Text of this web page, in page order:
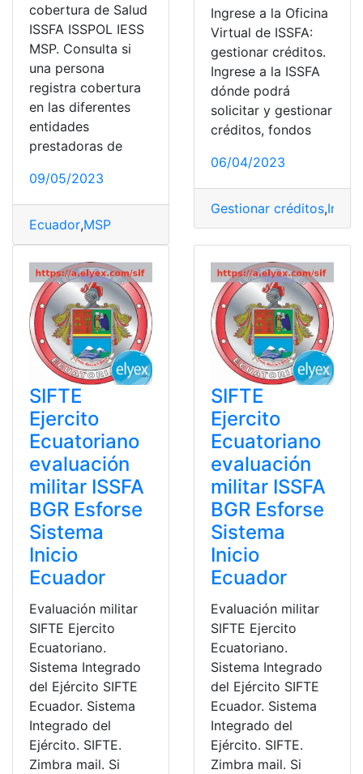
cobertura de Salud
ISSFA ISSPOL IESS
MSP. Consulta si
una persona
registra cobertura
en las diferentes
entidades
prestadoras de
09/05/2023
Ecuador,MSP
Ingrese a la Oficina
Virtual de ISSFA:
gestionar créditos.
Ingrese a la ISSFA
dónde podrá
solicitar y gestionar
créditos, fondos
06/04/2023
Gestionar créditos,
SIFTE
Ejercito
Ecuatoriano
evaluación
militar ISSFA
BGR Esforse
Sistema
Inicio
Ecuador
Evaluación militar
SIFTE Ejercito
Ecuatoriano.
Sistema Integrado
del Ejército SIFTE
Ecuador. Sistema
Integrado del
Ejército. SIFTE.
Zimbra mail. Si
SIFTE
Ejercito
Ecuatoriano
evaluación
militar ISSFA
BGR Esforse
Sistema
Inicio
Ecuador
Evaluación militar
SIFTE Ejercito
Ecuatoriano.
Sistema Integrado
del Ejército SIFTE
Ecuador. Sistema
Integrado del
Ejército. SIFTE.
Zimbra mail. Si